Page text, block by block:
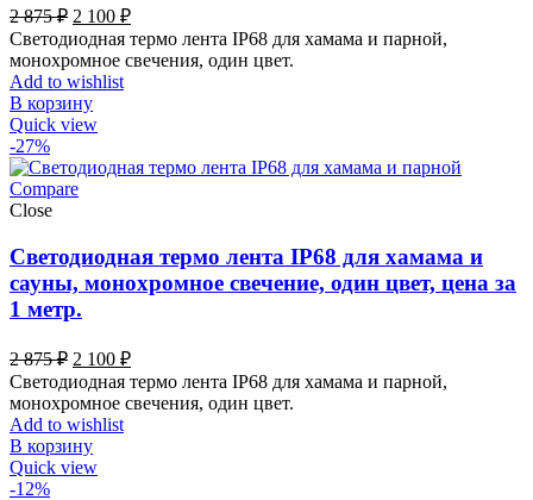
2 875₽ Первоначальная
цена
составляла
2
875 ₽.
2 100 ₽Текущая
цена:
2
Светодиодная термо лента IP68 для хамама и парной,
монохромное свечения, один цвет.
Add to wishlist
В корзину
Quick view
-27%
Compare
Close
Светодиодная термо лента IP68 для хамама и
сауны, монохромное свечение, один цвет, цена за
1 метр.
2 875₽ Первоначальная
цена
составляла
2
875 ₽.
2 100 ₽Текущая
цена:
2
Светодиодная термо лента IP68 для хамама и парной,
монохромное свечения, один цвет.
Add to wishlist
В корзину
Quick view
-12%